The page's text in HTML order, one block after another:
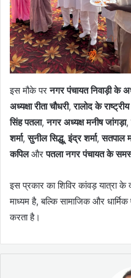
इस मौके परनगर पंचायत निवाड़ी के
अध्यक्षा रीता चौधरी,रालोद के
सिंह पतला,नगर अध्यक्ष मनीष जांगड़ा,
शर्मा,सुनील सिद्धू,इंद्र शर्मा,सतपाल
कपिलऔरपतला नगर पंचायत के
इस प्रकार का शिविर कांवड़ यात्रा
माध्यम है, बल्कि सामाजिक और
करता है।